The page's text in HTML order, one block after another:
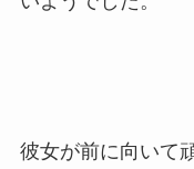
彼女が前に向いて